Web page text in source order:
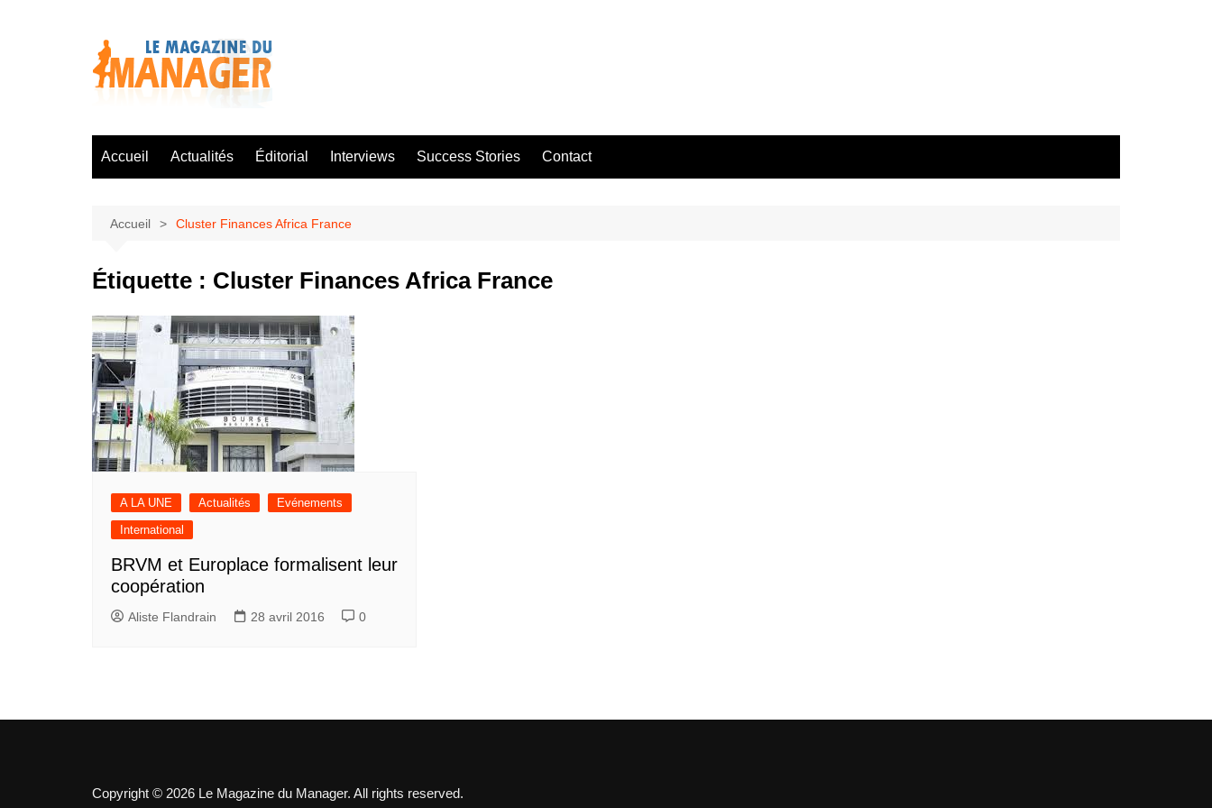
Accueil Actualités Éditorial Interviews Success Stories Contact
Accueil Cluster Finances Africa France
Étiquette : Cluster Finances Africa France
A LA UNE Actualités
Evénements
International
BRVM et Europlace formalisent leur
coopération
Aliste Flandrain 28 avril 2016 0
Copyright © 2026 Le Magazine du Manager. All rights reserved.